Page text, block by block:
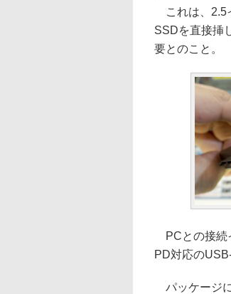
これは、2.5
SSDを直接挿
要とのこと。
PCとの接続
PD対応の
パッケージ